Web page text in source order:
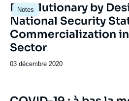
Notes
Image
principale
Revolutionary by
National Security
Commercialization in
Sector
Date
publication
03 décembre 2020